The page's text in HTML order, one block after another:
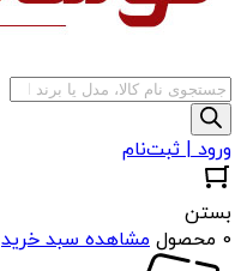
جستجوی
محصولات
ورود | ثبت‌نام
بستن
0 محصول
مشاهده سبد خرید